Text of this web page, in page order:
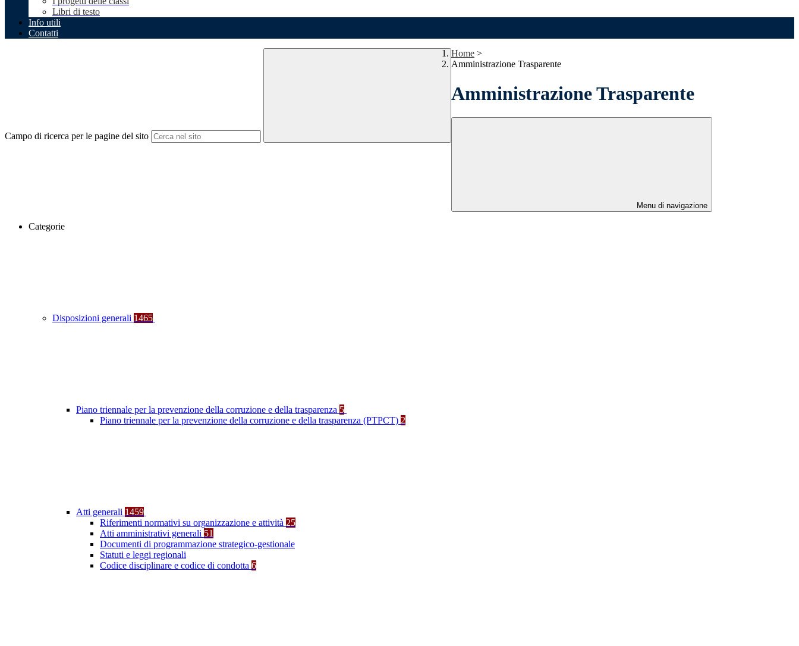
Libri di testo
Info utili
Contatti
Campo di ricerca per le pagine del sito
Home >
Amministrazione Trasparente
Amministrazione Trasparente
Menu di navigazione
Categorie
Disposizioni generali 1465
Piano triennale per la prevenzione della corruzione e della trasparenza 5
Piano triennale per la prevenzione della corruzione e della trasparenza (PTPCT) 2
Atti generali 1459
Riferimenti normativi su organizzazione e attività 25
Atti amministrativi generali 51
Documenti di programmazione strategico-gestionale
Statuti e leggi regionali
Codice disciplinare e codice di condotta 6